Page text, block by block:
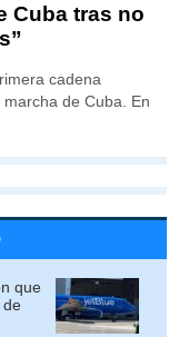
Cuba tras no
cadena
de Cuba. En
que
de